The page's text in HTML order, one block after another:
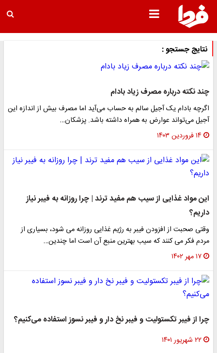
نتایج جستجو :
چند نکته درباره مصرف زیاد بادام
اگرچه بادام یک آجیل سالم به حساب می‌آید اما مصرف بیش از اندازه این
آجیل می‌تواند عوارض به همراه داشته باشد. پزشکان…
۱۴ فروردین ۱۴۰۳
این مواد غذایی از سیب هم مفید ترند | چرا روزانه به فیبر نیاز
داریم؟
وقتی صحبت از افزودن فیبر به رژیم غذایی روزانه می شود، بسیاری از
مردم فکر می کنند که سیب بهترین منبع آن است اما چندین…
۱۷ مهر ۱۴۰۲
چرا از فیبر تکستولیت و فیبر نخ دار و فیبر نسوز استفاده می‌کنیم؟
۲۲ شهریور ۱۴۰۱